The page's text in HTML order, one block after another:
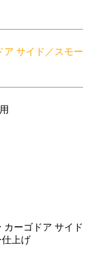
サイド／スモー
用
ーゴドア サイド
上げ